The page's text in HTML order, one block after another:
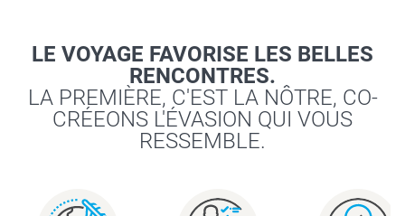
LE VOYAGE FAVORISE LES BELLES
RENCONTRES.
LA PREMIÈRE, C'EST LA NÔTRE, CO-
CRÉEONS L'ÉVASION QUI VOUS
RESSEMBLE.